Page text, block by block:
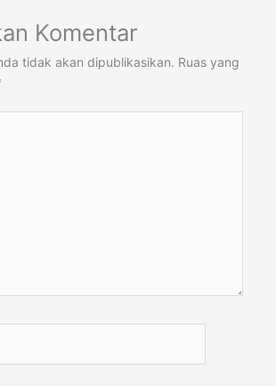
Komentar
tidak akan dipublikasikan. Ruas yang